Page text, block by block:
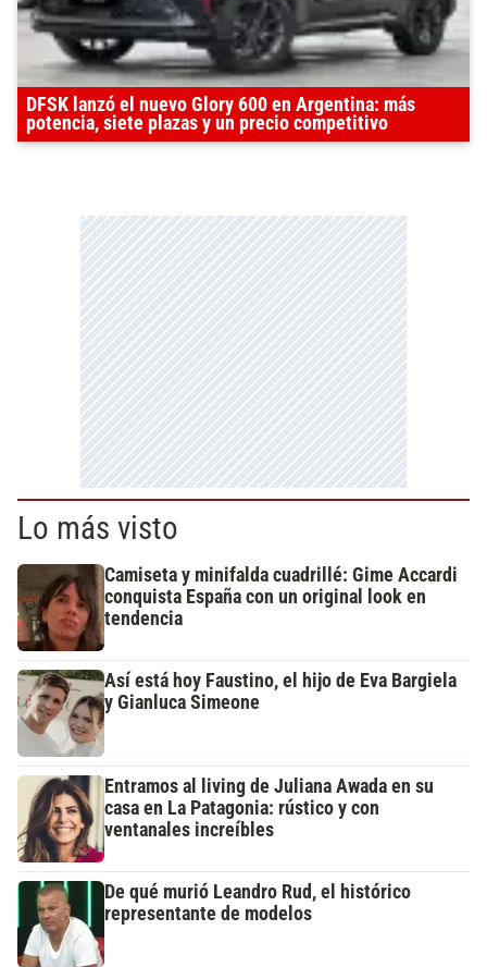
DFSK lanzó el nuevo Glory 600 en Argentina: más
potencia, siete plazas y un precio competitivo
Lo más visto
Camiseta y minifalda cuadrillé: Gime Accardi
conquista España con un original look en
tendencia
Así está hoy Faustino, el hijo de Eva Bargiela
y Gianluca Simeone
Entramos al living de Juliana Awada en su
casa en La Patagonia: rústico y con
ventanales increíbles
De qué murió Leandro Rud, el histórico
representante de modelos